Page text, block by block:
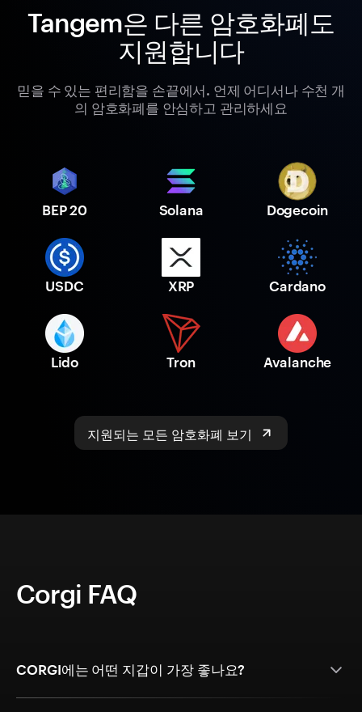
Tangem은 다른 암호화폐도
지원합니다
믿을 수 있는 편리함을 손끝에서. 언제 어디서나 수천 개
의 암호화폐를 안심하고 관리하세요
BEP 20 Solana Dogecoin
USDC XRP Cardano
Lido Tron Avalanche
지원되는 모든 암호화폐 보기
Corgi FAQ
CORGI에는 어떤 지갑이 가장 좋나요?